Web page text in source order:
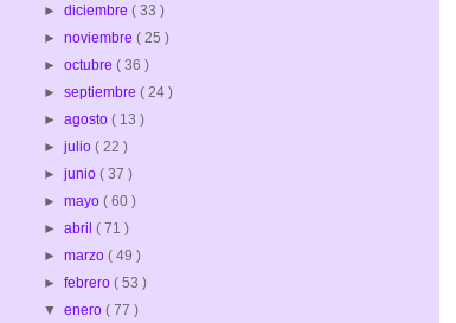
►diciembre( 33 )
►noviembre( 25 )
►octubre( 36 )
►septiembre( 24 )
►agosto( 13 )
►julio( 22 )
►junio( 37 )
►mayo( 60 )
►abril( 71 )
►marzo( 49 )
►febrero( 53 )
▼enero( 77 )